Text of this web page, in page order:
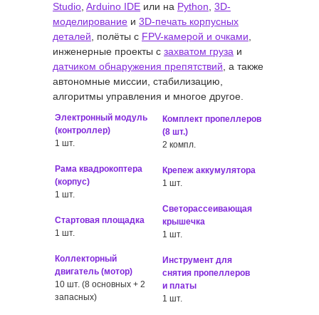
Studio Arduino IDE или на Python 3D-
моделирование и 3D-печать корпусных
деталей , полёты с FPV-камерой и очками
инженерные проекты с захватом груза и
датчиком обнаружения препятствий , а также
автономные миссии, стабилизацию,
алгоритмы управления и многое другое.
Электронный модуль
(контроллер)
1 шт.
Рама квадрокоптера
(корпус)
1 шт.
Стартовая площадка
1 шт.
Коллекторный
двигатель (мотор)
10 шт. (8 основных + 2
запасных)
Комплект пропеллеров
(8 шт.)
2 компл.
Крепеж аккумулятора
1 шт.
Светорассеивающая
крышечка
1 шт.
Инструмент для
снятия пропеллеров
и платы
1 шт.